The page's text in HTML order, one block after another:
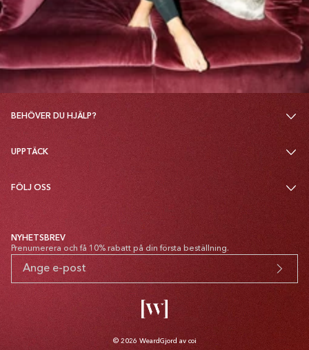
BEHÖVER DU HJÄLP?
UPPTÄCK
FÖLJ OSS
NYHETSBREV
Prenumerera och få 10% rabatt på din första beställning.
© 2026 Weard Gjord av coi